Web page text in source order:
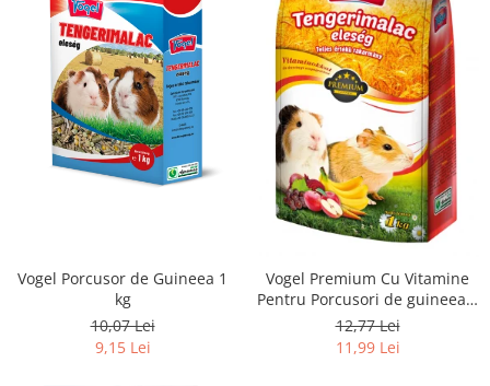
Vogel Porcusor de Guineea 1
kg
10,07 Lei
9,15 Lei
Vogel Premium Cu Vitamine
Pentru Porcusori de guineea 1
kg
12,77 Lei
11,99 Lei